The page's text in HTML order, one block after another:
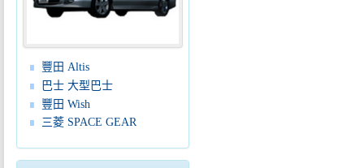
豐田 Altis
巴士 大型巴士
豐田 Wish
三菱 SPACE GEAR